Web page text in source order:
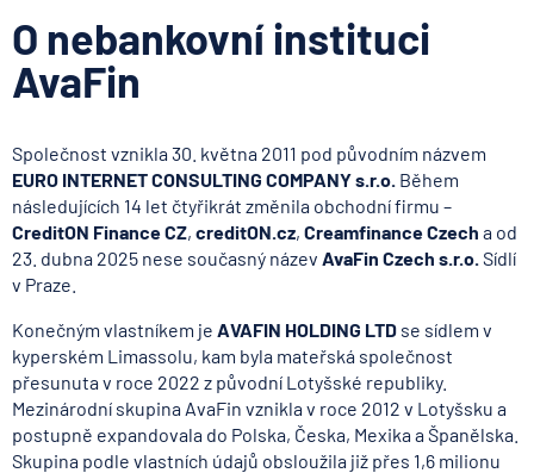
O nebankovní instituci
AvaFin
Společnost vznikla 30. května 2011 pod původním názvem
EURO INTERNET CONSULTING COMPANY s.r.o. Během
následujících 14 let čtyřikrát změnila obchodní firmu –
CreditON Finance CZ, creditON.cz, Creamfinance Czech a od
23. dubna 2025 nese současný název AvaFin Czech s.r.o.Sídlí
v Praze.
Konečným vlastníkem je AVAFIN HOLDING LTD se sídlem v
kyperském Limassolu, kam byla mateřská společnost
přesunuta v roce 2022 z původní Lotyšské republiky.
Mezinárodní skupina AvaFin vznikla v roce 2012 v Lotyšsku a
postupně expandovala do Polska, Česka, Mexika a Španělska.
Skupina podle vlastních údajů obsloužila již přes 1,6 milionu